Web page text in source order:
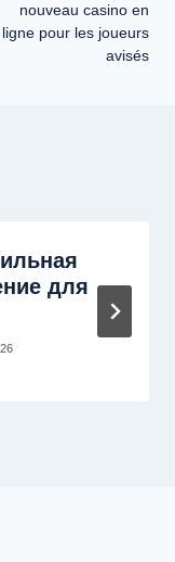
nouveau casino en
ligne pour les joueurs
avisés
для